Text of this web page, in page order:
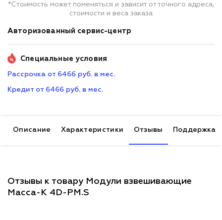
*Стоимость может поменяться и зависит от точного адреса,
стоимости и веса заказа
Авторизованный сервис-центр
Специальные условия
Рассрочка от 6466 руб. в мес.
Кредит от 6466 руб. в мес.
Описание Характеристики Отзывы Поддержка
Отзывы к товару Модули взвешивающие
Масса-К 4D-PM.S